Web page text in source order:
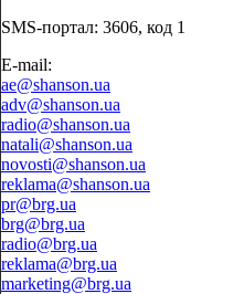
SMS-портал: 3606, код 1
E-mail:
ae@shanson.ua
adv@shanson.ua
radio@shanson.ua
natali@shanson.ua
novosti@shanson.ua
reklama@shanson.ua
pr@brg.ua
brg@brg.ua
radio@brg.ua
reklama@brg.ua
marketing@brg.ua